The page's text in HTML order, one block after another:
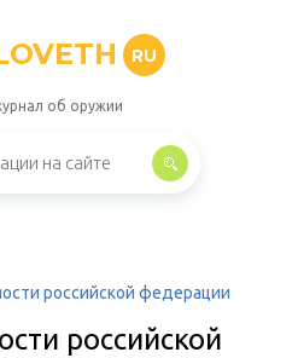
RU
об оружии
российской федерации
российской